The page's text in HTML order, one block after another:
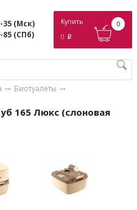
35 (Мск)
85 (СПб)
Купить
0 p
0
Биотуалеты
165 Люкс (слоновая